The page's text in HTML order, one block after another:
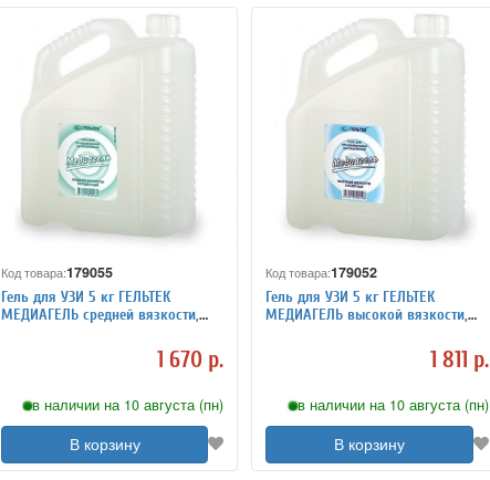
Код товара:179055
Гель для УЗИ 5 кг ГЕЛЬТЕК
МЕДИАГЕЛЬ средней вязкости,
1 670 р.
в наличии на 10 августа (пн)
В корзину
Код товара:179052
Гель для УЗИ 5 кг ГЕЛЬТЕК
МЕДИАГЕЛЬ высокой вязкости,
1 811 р.
в наличии на 10 августа (пн)
В корзину